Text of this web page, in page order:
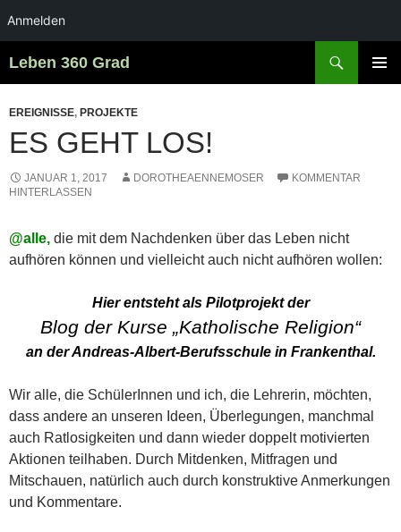
Anmelden
Inhalt
Leben 360 Grad
EREIGNISSE, PROJEKTE
ES GEHT LOS!
JANUAR 1, 2017 DOROTHEAENNEMOSER
KOMMENTAR
HINTERLASSEN
@alle, die mit dem Nachdenken über das Leben nicht
aufhören können und vielleicht auch nicht aufhören wollen:
Hier entsteht als Pilotprojekt der
Blog der Kurse „Katholische Religion“
an der Andreas-Albert-Berufsschule in Frankenthal.
Wir alle, die SchülerInnen und ich, die Lehrerin, möchten,
dass andere an unseren Ideen, Überlegungen, manchmal
auch Ratlosigkeiten und dann wieder doppelt motivierten
Aktionen teilhaben. Durch Mitdenken, Mitfragen und
Mitschauen, natürlich auch durch konstruktive Anmerkungen
und Kommentare.